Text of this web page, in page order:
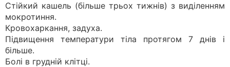
Стійкий кашель (більше трьох тижнів) з виділенням
мокротиння.
Кровохаркання, задуха.
Підвищення температури тіла протягом 7 днів і
більше.
Болі в грудній клітці.